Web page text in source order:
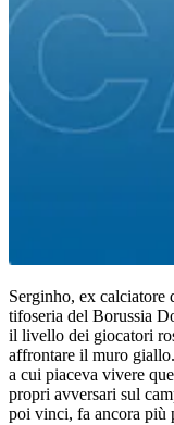
Serginho, ex
tifoseria del Borussia
il livello dei giocatori
affrontare il muro
a cui piaceva vivere
propri avversari sul
poi vinci, fa ancora più